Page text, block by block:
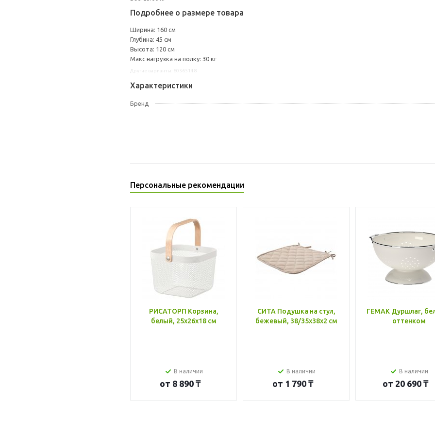
Подробнее о размере товара
Ширина: 160 см
Глубина: 45 см
Высота: 120 см
Макс нагрузка на полку: 30 кг
Характеристики
Бренд
Персональные рекомендации
РИСАТОРП Корзина,
белый, 25x26x18 см
В наличии
от 8 890 ₸
СИТА Подушка на стул,
бежевый, 38/35x38x2 см
В наличии
от 1 790 ₸
ГЕМАК Дуршлаг,
оттенком
В наличии
от 20 690 ₸